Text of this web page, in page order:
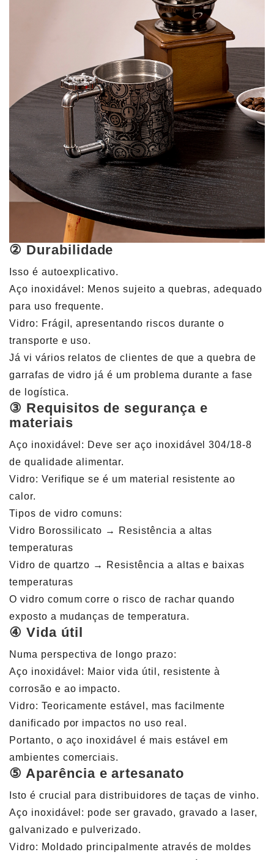
② Durabilidade
Isso é autoexplicativo.
Aço inoxidável: Menos sujeito a quebras, adequado
para uso frequente.
Vidro: Frágil, apresentando riscos durante o
transporte e uso.
Já vi vários relatos de clientes de que a quebra de
garrafas de vidro já é um problema durante a fase
de logística.
③ Requisitos de segurança e
materiais
Aço inoxidável: Deve ser aço inoxidável 304/18-8
de qualidade alimentar.
Vidro: Verifique se é um material resistente ao
calor.
Tipos de vidro comuns:
Vidro Borossilicato → Resistência a altas
temperaturas
Vidro de quartzo → Resistência a altas e baixas
temperaturas
O vidro comum corre o risco de rachar quando
exposto a mudanças de temperatura.
④ Vida útil
Numa perspectiva de longo prazo:
Aço inoxidável: Maior vida útil, resistente à
corrosão e ao impacto.
Vidro: Teoricamente estável, mas facilmente
danificado por impactos no uso real.
Portanto, o aço inoxidável é mais estável em
ambientes comerciais.
⑤ Aparência e artesanato
Isto é crucial para distribuidores de taças de vinho.
Aço inoxidável: pode ser gravado, gravado a laser,
galvanizado e pulverizado.
Vidro: Moldado principalmente através de moldes